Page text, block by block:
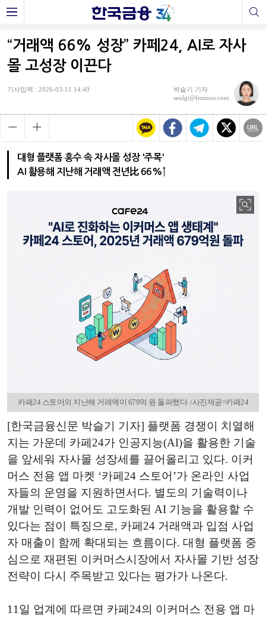
“거래액 66% 성장” 카페24, AI로 자사
몰 고성장 이끈다
기사입력 : 2026-03-11 14:49
박슬기 기자
seulgi@fntimes.com
대형 플랫폼 홍수 속 자사몰 성장 '주목'
AI 활용해 지난해 거래액 전년比 66%↑
카페24 스토어의 지난해 거래액이 679억 원 돌파했다. /사진제공=카페24
[한국금융신문 박슬기 기자] 플랫폼 경쟁이 치열해
지는 가운데 카페24가 인공지능(AI)을 활용한 기술
을 앞세워 자사몰 성장세를 끌어올리고 있다. 이커
머스 전용 앱 마켓 ‘카페24 스토어’가 온라인 사업
자들의 운영을 지원하면서다. 별도의 기술력이나
개발 인력이 없어도 고도화된 AI 기능을 활용할 수
있다는 점이 특징으로, 카페24 거래액과 입점 사업
자 매출이 함께 확대되는 흐름이다. 대형 플랫폼 중
심으로 재편된 이커머스시장에서 자사몰 기반 성장
전략이 다시 주목받고 있다는 평가가 나온다.
11일 업계에 따르면 카페24의 이커머스 전용 앱 마